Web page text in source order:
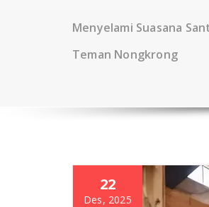
Menyelami Suasana
Teman Nongkrong
22
Des, 2025